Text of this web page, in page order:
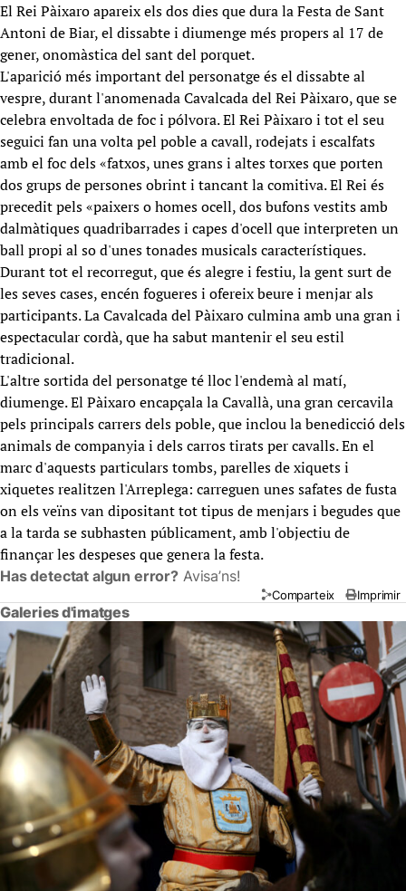
El Rei Pàixaro apareix els dos dies que dura la Festa de Sant
Antoni de Biar, el dissabte i diumenge més propers al 17 de
gener, onomàstica del sant del porquet.
L'aparició més important del personatge és el dissabte al
vespre, durant l'anomenada Cavalcada del Rei Pàixaro, que se
celebra envoltada de foc i pólvora. El Rei Pàixaro i tot el seu
seguici fan una volta pel poble a cavall, rodejats i escalfats
amb el foc dels «fatxos, unes grans i altes torxes que porten
dos grups de persones obrint i tancant la comitiva. El Rei és
precedit pels «paixers o homes ocell, dos bufons vestits amb
dalmàtiques quadribarrades i capes d'ocell que interpreten un
ball propi al so d'unes tonades musicals característiques.
Durant tot el recorregut, que és alegre i festiu, la gent surt de
les seves cases, encén fogueres i ofereix beure i menjar als
participants. La Cavalcada del Pàixaro culmina amb una gran i
espectacular cordà, que ha sabut mantenir el seu estil
tradicional.
L'altre sortida del personatge té lloc l'endemà al matí,
diumenge. El Pàixaro encapçala la Cavallà, una gran cercavila
pels principals carrers dels poble, que inclou la benedicció dels
animals de companyia i dels carros tirats per cavalls. En el
marc d'aquests particulars tombs, parelles de xiquets i
xiquetes realitzen l'Arreplega: carreguen unes safates de fusta
on els veïns van dipositant tot tipus de menjars i begudes que
a la tarda se subhasten públicament, amb l'objectiu de
finançar les despeses que genera la festa.
Has detectat algun error? Avisa’ns!
Comparteix Imprimir
Galeries d'imatges